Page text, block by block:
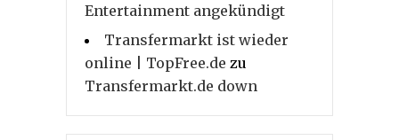
Entertainment angekündigt
Transfermarkt ist wieder
online | TopFree.de zu
Transfermarkt.de down